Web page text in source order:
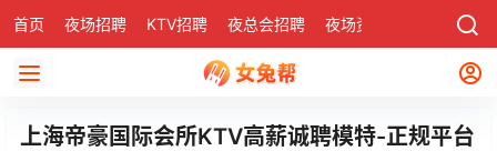
首页 夜场招聘 KTV招聘 夜总会招聘 夜场资讯 社区
上海帝豪国际会所KTV高薪诚聘模特-正规平台